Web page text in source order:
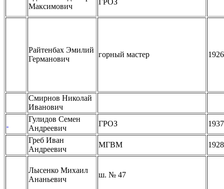
Максимович
Райтенбах Эмилий
Германович
горный мастер 1926
Смирнов Николай
Иванович
Гулидов Семен
Андреевич
ГРОЗ
1937
Греб Иван
Андреевич
МГВМ 1928
Лысенко Михаил
Ананьевич
ш. № 47